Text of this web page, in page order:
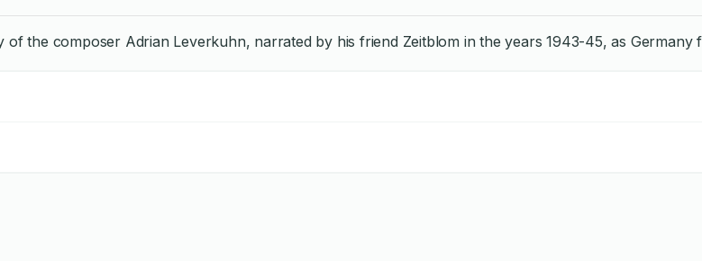
the composer Adrian Leverkuhn, narrated by his friend Zeitblom in the years 1943-45, as Germany